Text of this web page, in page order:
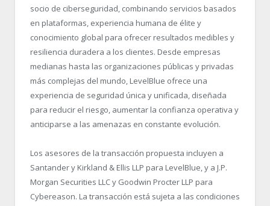
socio de ciberseguridad, combinando servicios basados ​​
en plataformas, experiencia humana de élite y
conocimiento global para ofrecer resultados medibles y
resiliencia duradera a los clientes. Desde empresas
medianas hasta las organizaciones públicas y privadas
más complejas del mundo, LevelBlue ofrece una
experiencia de seguridad única y unificada, diseñada
para reducir el riesgo, aumentar la confianza operativa y
anticiparse a las amenazas en constante evolución.
Los asesores de la transacción propuesta incluyen a
Santander y Kirkland & Ellis LLP para LevelBlue, y a J.P.
Morgan Securities LLC y Goodwin Procter LLP para
Cybereason. La transacción está sujeta a las condiciones